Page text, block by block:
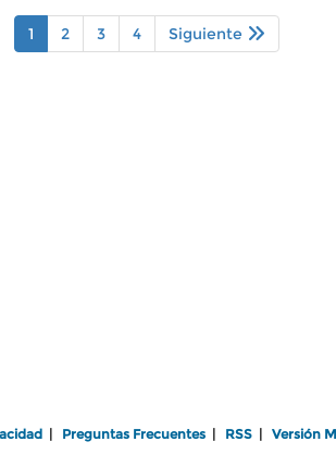
1 2 3 4 Siguiente
Preguntas Frecuentes RSS Versión